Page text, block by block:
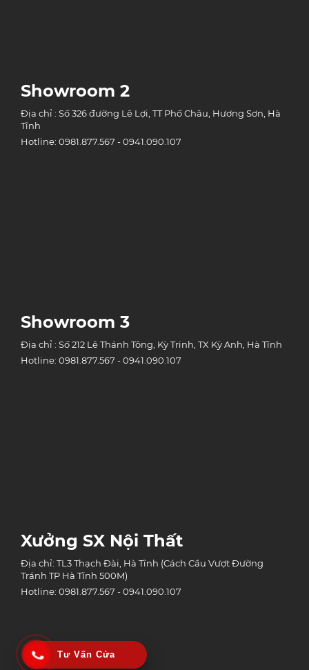
Showroom 2
Địa chỉ : Số 326 đường Lê Lợi, TT Phố Châu, Hương Sơn, Hà
Tĩnh
Hotline: 0981.877.567 - 0941.090.107
Showroom 3
Địa chỉ : Số 212 Lê Thánh Tông, Kỳ Trinh, TX Kỳ Anh, Hà Tĩnh
Hotline: 0981.877.567 - 0941.090.107
Xưởng SX Nội Thất
Địa chỉ: TL3 Thạch Đài, Hà Tĩnh (Cách Cầu Vượt Đường
Tránh TP Hà Tĩnh 500M)
Hotline: 0981.877.567 - 0941.090.107
Tư Vấn Cửa